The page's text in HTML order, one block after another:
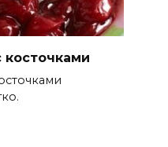
косточками